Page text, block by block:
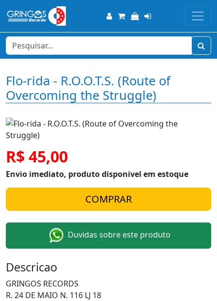
Flo-rida - R.O.O.T.S. (Route of
Overcoming the Struggle)
R$ 45,00
Envio imediato, produto disponivel em estoque
Duvidas sobre este produto
Descricao
GRINGOS RECORDS
R. 24 DE MAIO N. 116 LJ 18